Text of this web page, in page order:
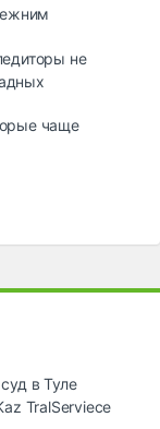
не
чаще
в Туле
TralServiece